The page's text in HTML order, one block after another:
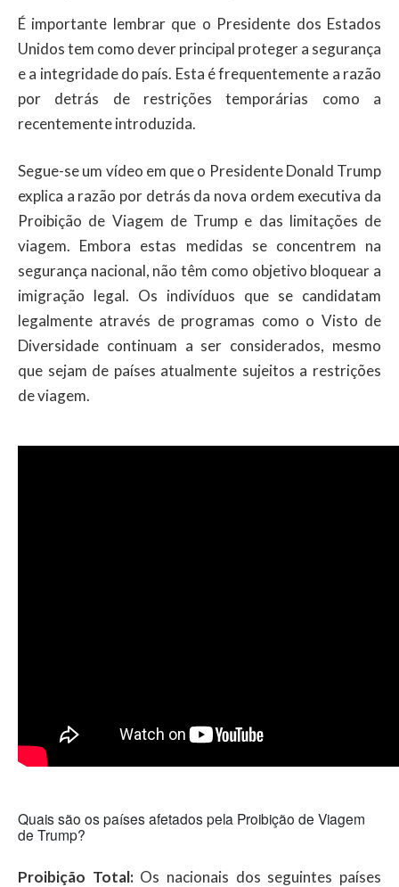
É importante lembrar que o Presidente dos Estados
Unidos tem como dever principal proteger a segurança
e a integridade do país. Esta é frequentemente a razão
por detrás de restrições temporárias como a
recentemente introduzida.
Segue-se um vídeo em que o Presidente Donald Trump
explica a razão por detrás da nova ordem executiva da
Proibição de Viagem de Trump e das limitações de
viagem. Embora estas medidas se concentrem na
segurança nacional, não têm como objetivo bloquear a
imigração legal. Os indivíduos que se candidatam
legalmente através de programas como o Visto de
Diversidade continuam a ser considerados, mesmo
que sejam de países atualmente sujeitos a restrições
de viagem.
Quais são os países afetados pela Proibição de Viagem
de Trump?
Proibição Total:Os nacionais dos seguintes países